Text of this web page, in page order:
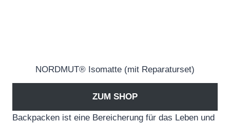
NORDMUT® Isomatte (mit Reparaturset)
ZUM SHOP
Backpacken ist eine Bereicherung für das Leben und